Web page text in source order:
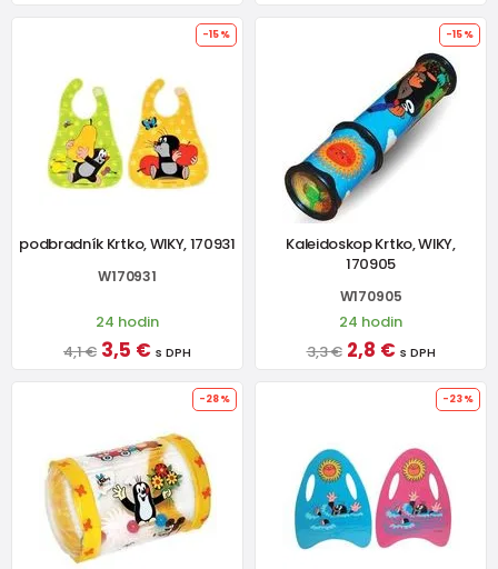
-15%
podbradník Krtko, WIKY, 170931
W170931
24 hodin
4,1 € 3,5 € s DPH
-15%
Kaleidoskop Krtko, WIKY,
170905
W170905
24 hodin
3,3 € 2,8 € s DPH
-28% -23%